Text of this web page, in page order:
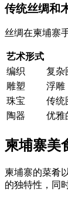
传统丝绸和
丝绸在柬埔寨
艺术形式
编织
复杂
雕塑
浮雕
珠宝
传统
陶器
优雅
柬埔寨美
柬埔寨的菜肴
的独特性，同